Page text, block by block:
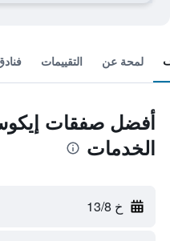
لمحة عن التقييمات
أفضل صفقات
الخدمات
خ 13/8